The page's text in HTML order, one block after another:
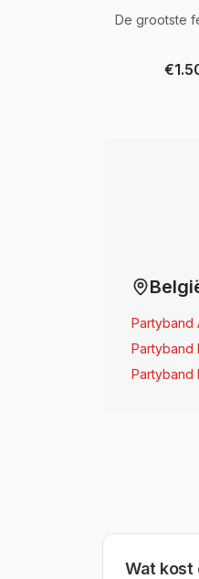
De grootste
Partyband
Partyband
Partyband
Wat kost